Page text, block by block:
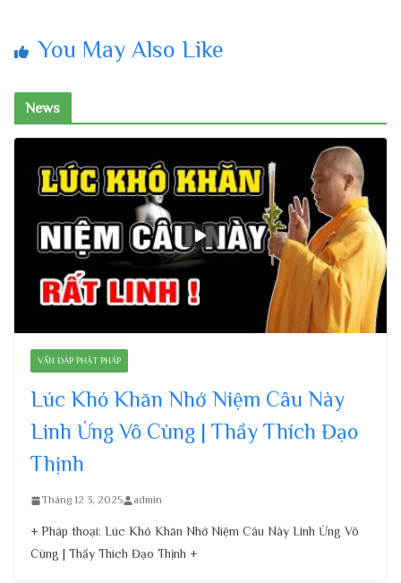
You May Also Like
News
VẤN ĐÁP PHẬT PHÁP
Lúc Khó Khăn Nhớ Niệm Câu Này
Linh Ứng Vô Cùng | Thầy Thích Đạo
Thịnh
Tháng 12 3, 2025 admin
+ Pháp thoại: Lúc Khó Khăn Nhớ Niệm Câu Này Linh Ứng Vô
Cùng | Thầy Thích Đạo Thịnh +